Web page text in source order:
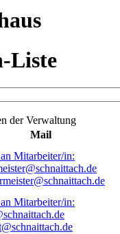
Liste
der Verwaltung
Mail